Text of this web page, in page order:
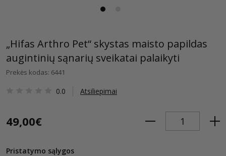
„Hifas Arthro Pet“ skystas maisto papildas
augintinių sąnarių sveikatai palaikyti
Prekės kodas: 6441
0.0 Atsiliepimai
49,00€
Pristatymo sąlygos